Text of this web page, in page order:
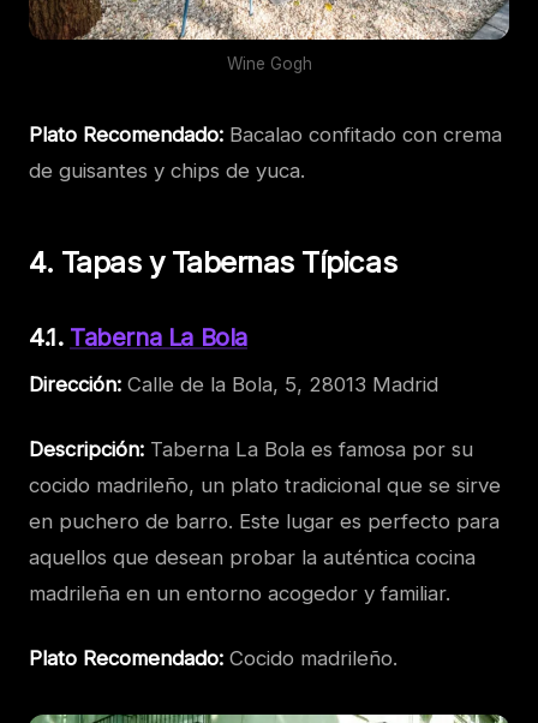
Wine Gogh
Plato Recomendado: Bacalao confitado con crema
de guisantes y chips de yuca.
4. Tapas y Tabernas Típicas
4.1. Taberna La Bola
Dirección: Calle de la Bola, 5, 28013 Madrid
Descripción: Taberna La Bola es famosa por su
cocido madrileño, un plato tradicional que se sirve
en puchero de barro. Este lugar es perfecto para
aquellos que desean probar la auténtica cocina
madrileña en un entorno acogedor y familiar.
Plato Recomendado: Cocido madrileño.